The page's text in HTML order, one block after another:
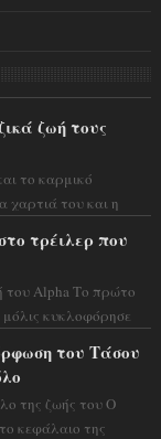
ζωή τους
το καρμικό
χαρτιά του και η
τρέιλερ που
του Alpha Το πρώτο
μόλις κυκλοφόρησε
του Τάσου
της ζωής του Ο
κεφάλαιο της